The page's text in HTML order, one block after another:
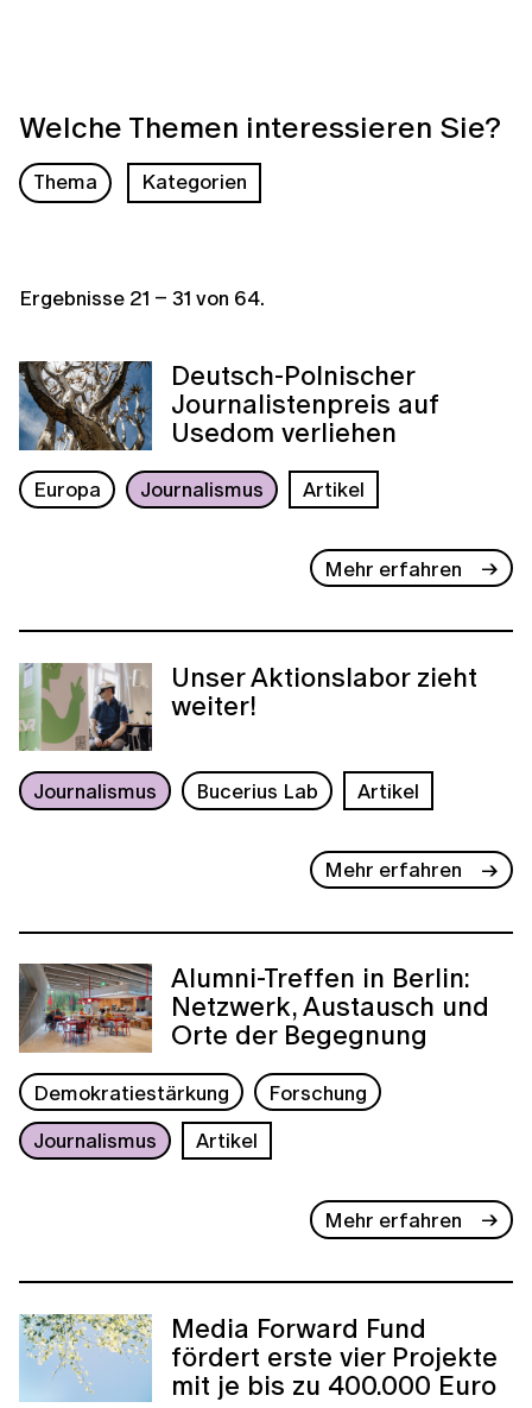
Welche Themen interessieren Sie?
Thema Kategorien
Ergebnisse 21 – 31 von 64.
Deutsch-Polnischer
Journalistenpreis auf
Usedom verliehen
Europa Journalismus Artikel
Mehr erfahren
Unser Aktionslabor zieht
weiter!
Journalismus Bucerius Lab Artikel
Mehr erfahren
Alumni-Treffen in Berlin:
Netzwerk, Austausch und
Orte der Begegnung
Demokratiestärkung
Forschung
Journalismus
Artikel
Mehr erfahren
Media Forward Fund
fördert erste vier Projekte
mit je bis zu 400.000 Euro